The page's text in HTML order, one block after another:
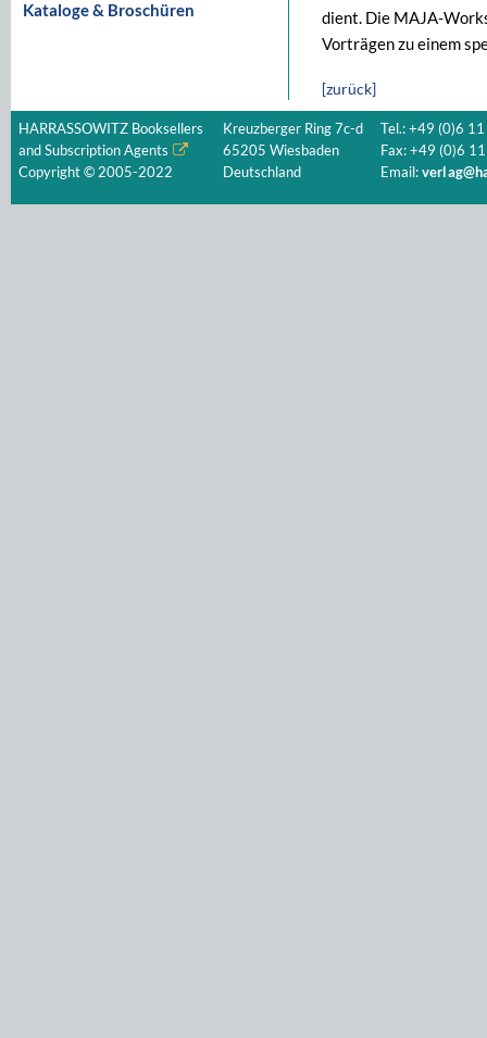
Kataloge & Broschüren
dient. Die MAJA-
Vorträgen zu einem
[zurück]
HARRASSOWITZ Booksellers
and Subscription Agents
Copyright © 2005-2022
Kreuzberger Ring 7c-d
65205 Wiesbaden
Deutschland
Tel.: +49 (0)6
Fax: +49 (0)6
Email: